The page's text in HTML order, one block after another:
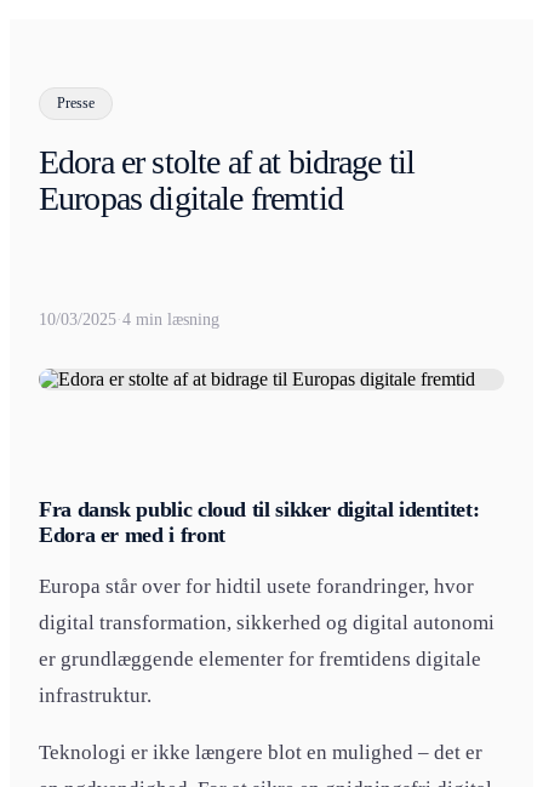
Presse
Edora er stolte af at bidrage til
Europas digitale fremtid
10/03/2025·4 min læsning
Fra dansk public cloud til sikker digital identitet:
Edora er med i front
Europa står over for hidtil usete forandringer, hvor
digital transformation, sikkerhed og digital autonomi
er grundlæggende elementer for fremtidens digitale
infrastruktur.
Teknologi er ikke længere blot en mulighed – det er